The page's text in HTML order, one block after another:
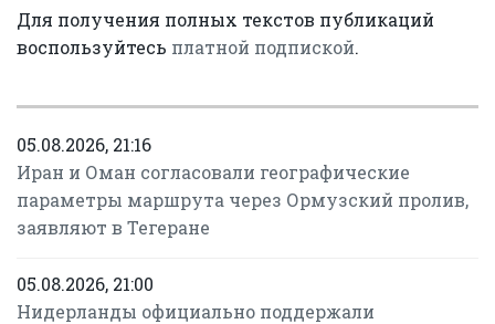
Для получения полных текстов публикаций
воспользуйтесь платной подпиской.
05.08.2026, 21:16
Иран и Оман согласовали географические
параметры маршрута через Ормузский пролив,
заявляют в Тегеране
05.08.2026, 21:00
Нидерланды официально поддержали